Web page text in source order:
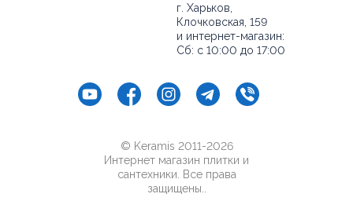
г. Харьков,
Клочковская, 159
и интернет-магазин:
Сб: с 10:00 до 17:00
© Keramis 2011-2026
Интернет магазин плитки и
сантехники. Все права
защищены..